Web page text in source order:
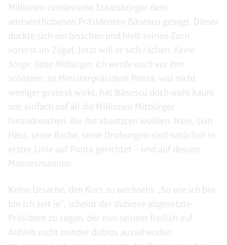
Millionen rumänische Staatsbürger dem
amtsenthobenen Präsidenten Băsescu gesagt. Dieser
duckte sich ein bisschen und hielt seinen Zorn
vorerst im Zügel. Jetzt will er sich rächen. Keine
Sorge, liebe Mitbürger, ich werde euch vor ihm
schützen, so Ministerpräsident Ponta, was nicht
weniger grotesk wirkt, hat Băsescu doch wohl kaum
vor, einfach auf all die Millionen Mitbürger
hinzudreschen, die ihn absetzten wollten. Nein, sein
Hass, seine Rache, seine Drohungen sind natürlich in
erster Linie auf Ponta gerichtet – und auf dessen
Mannesmannen.
Keine Ursache, den Kurs zu wechseln. „So wie ich bin,
bin ich seit je“, scheint der dubiose abgesetzte
Präsident zu sagen, der nun seinem freilich auf
Anhieb nicht minder dubios aussehenden